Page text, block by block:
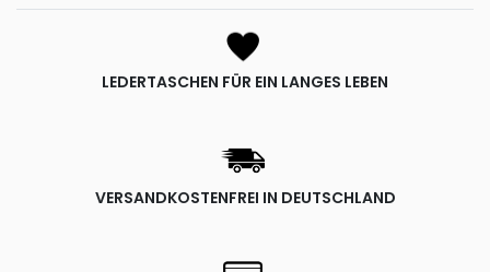
LEDERTASCHEN FÜR EIN LANGES LEBEN
VERSANDKOSTENFREI IN DEUTSCHLAND